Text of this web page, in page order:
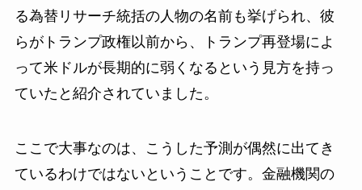
る為替リサーチ統括の人物の名前も挙げられ、彼
らがトランプ政権以前から、トランプ再登場によ
って米ドルが長期的に弱くなるという見方を持っ
ていたと紹介されていました。
ここで大事なのは、こうした予測が偶然に出てき
ているわけではないということです。金融機関の